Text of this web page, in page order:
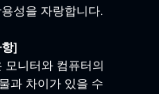
성을 자랑합니다.
]
모니터와 컴퓨터의
과 차이가 있을 수